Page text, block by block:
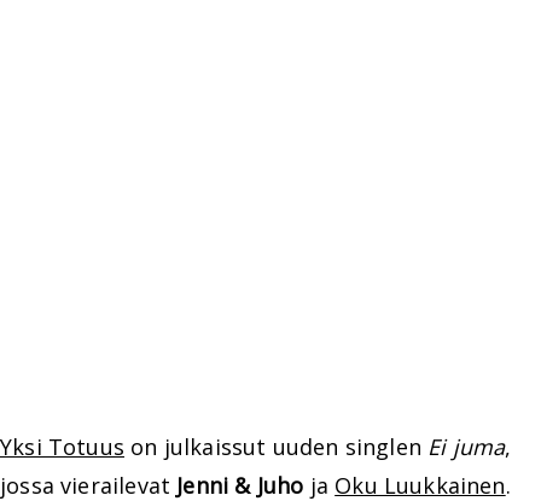
Yksi Totuus on julkaissut uuden singlen Ei juma,
jossa vierailevat Jenni & Juho ja Oku Luukkainen.